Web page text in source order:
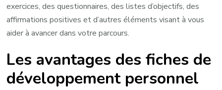
exercices, des questionnaires, des listes d’objectifs, des
affirmations positives et d’autres éléments visant à vous
aider à avancer dans votre parcours.
Les avantages des fiches de
développement personnel